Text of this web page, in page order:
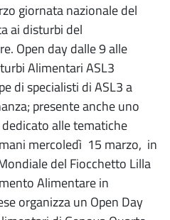
giornata nazionale del
ai disturbi del
Open day dalle 9 alle
Alimentari ASL3
di specialisti di ASL3 a
presente anche uno
alle tematiche
mercoledì 15 marzo, in
del Fiocchetto Lilla
Alimentare in
organizza un Open Day